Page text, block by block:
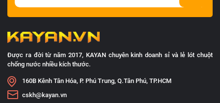
Được ra đời từ năm 2017, KAYAN chuyên kinh doanh sỉ và lẻ lót chuột
chống nước nhiều kích thước.
160B Kênh Tân Hóa, P. Phú Trung, Q.Tân Phú, TP.HCM
cskh@kayan.vn